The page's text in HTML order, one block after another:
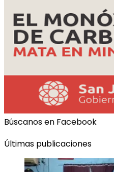
Búscanos en Facebook
Últimas publicaciones